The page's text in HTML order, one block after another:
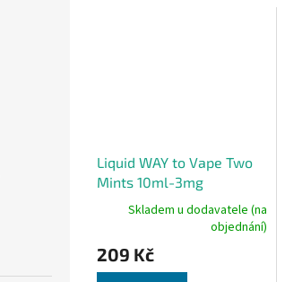
Liquid WAY to Vape Two
Mints 10ml-3mg
Skladem u dodavatele (na
objednání)
209 Kč